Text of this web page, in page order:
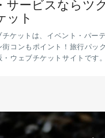
サービスならツ
ット
ケットは、イベント・パー
街コンもポイント！旅行パッ
ウェブチケットサイトです。